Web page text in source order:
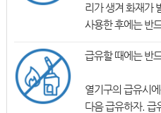
리가 생겨 화재가
사용한 후에는 반
급유할 때에는 반
열기구의 급유시
다음 급유하자. 급